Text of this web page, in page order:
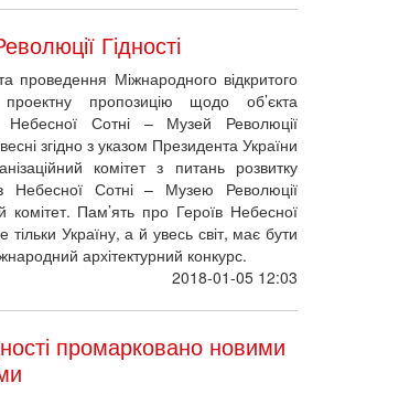
Гідності
проведення Міжнародного відкритого
пропозицію щодо об’єкта
Небесної Сотні – Музей Революції
згідно з указом Президента України
комітет з питань розвитку
Небесної Сотні – Музею Революції
комітет. Пам’ять про Героїв Небесної
тільки Україну, а й увесь світ, має бути
архітектурний конкурс.
2018-01-05 12:03
промарковано новими